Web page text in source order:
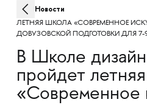
Новости
ЛЕТНЯЯ ШКОЛА «СОВРЕМЕННОЕ
ДОВУЗОВСКОЙ ПОДГОТОВКИ ДЛЯ
В Школе
пройдет
«Современное